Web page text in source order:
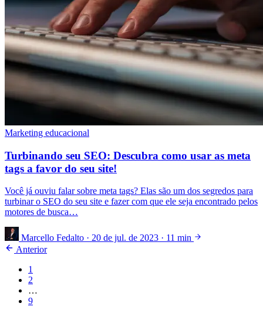
Marketing educacional
Turbinando seu SEO: Descubra como usar as meta
tags a favor do seu site!
Você já ouviu falar sobre meta tags? Elas são um dos segredos para
turbinar o SEO do seu site e fazer com que ele seja encontrado pelos
motores de busca…
Marcello Fedalto · 20 de jul. de 2023 · 11 min
Anterior
1
2
…
9